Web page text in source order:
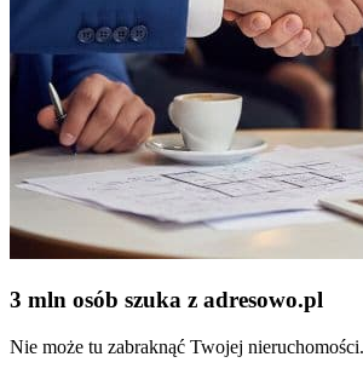
3 mln osób szuka z adresowo.pl
Nie może tu zabraknąć Twojej nieruchomości.